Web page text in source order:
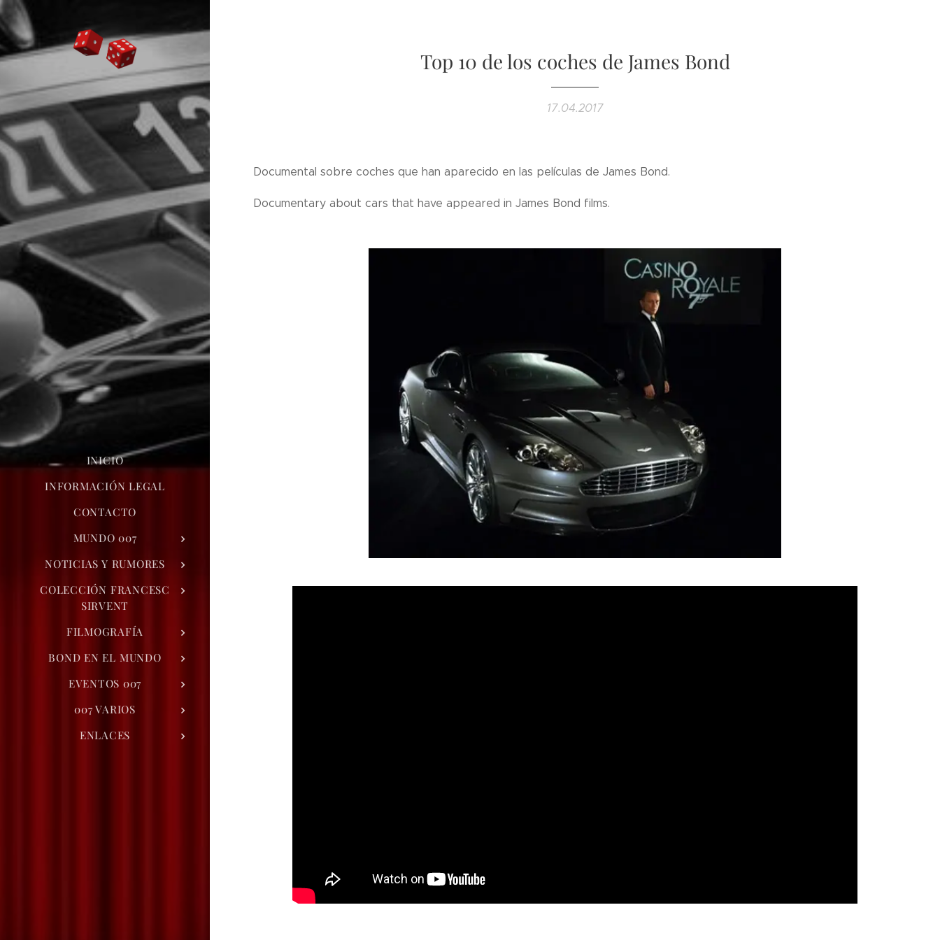
INICIO
INFORMACIÓN LEGAL
CONTACTO
MUNDO 007
NOTICIAS Y RUMORES
COLECCIÓN FRANCESC
SIRVENT
FILMOGRAFÍA
BOND EN EL MUNDO
EVENTOS 007
007 VARIOS
ENLACES
Top 10 de los coches de James Bond
17.04.2017
Documental sobre coches que han aparecido en las películas de James Bond.
Documentary about cars that have appeared in James Bond films.